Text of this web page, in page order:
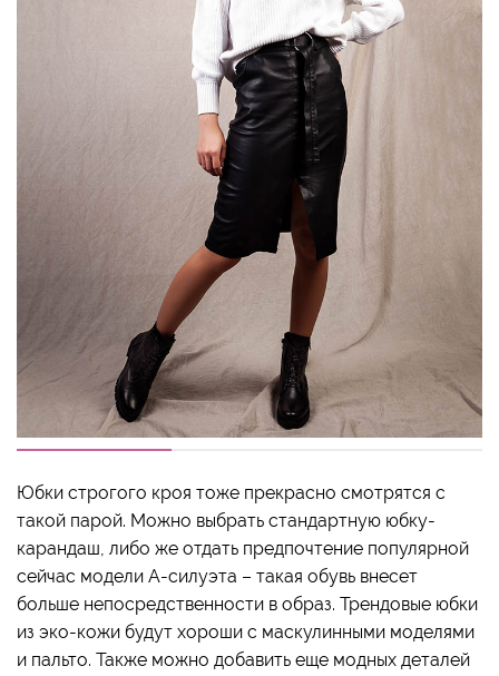
Юбки строгого кроя тоже прекрасно смотрятся с
такой парой. Можно выбрать стандартную юбку-
карандаш, либо же отдать предпочтение популярной
сейчас модели А-силуэта – такая обувь внесет
больше непосредственности в образ. Трендовые юбки
из эко-кожи будут хороши с маскулинными моделями
и пальто. Также можно добавить еще модных деталей